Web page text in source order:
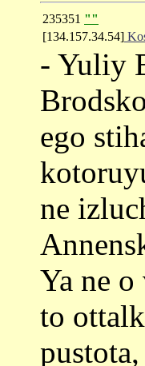
235351 ""
[134.157.34.54]
- Yuliy
ego
ne
Ya ne
to